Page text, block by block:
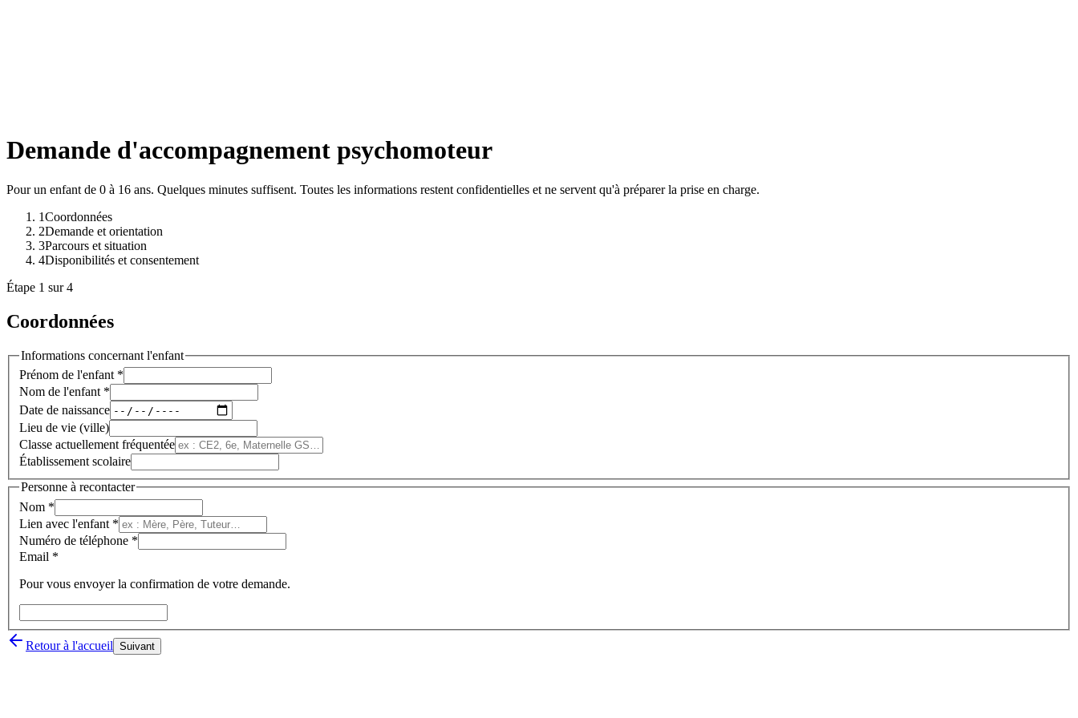
Demande d'accompagnement psychomoteur
Pour un enfant de 0 à 16 ans. Quelques minutes suffisent. Toutes les informations restent confidentielles et ne servent qu'à préparer la prise en charge.
1Coordonnées
2Demande et orientation
3Parcours et situation
4Disponibilités et consentement
Étape 1 sur4
Coordonnées
Informations concernant l'enfant
Prénom de l'enfant *
Nom de l'enfant *
Date de naissance
Lieu de vie (ville)
Classe actuellement fréquentée
Établissement scolaire
Personne à recontacter
Nom *
Lien avec l'enfant *
Numéro de téléphone *
Email *
Pour vous envoyer la confirmation de votre demande.
Retour à l'accueil Suivant